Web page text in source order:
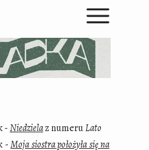
-Niedzielaz numeruLato
-Moja siostra położyła się na